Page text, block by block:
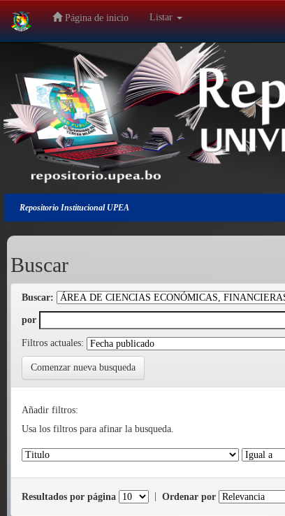
Salir
navegación
Página de inicio Listar
Repositorio Institucional UPEA
Buscar
Buscar:
por
Filtros actuales:
Comenzar nueva busqueda
Añadir filtros:
Usa los filtros para afinar la busqueda.
Resultados por página Ordenar por